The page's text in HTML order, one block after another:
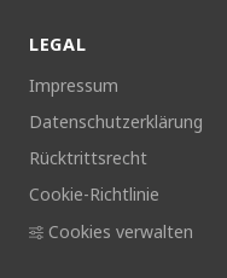
Newsletter
Produkte
Bedienungsanleitungen
Katalog